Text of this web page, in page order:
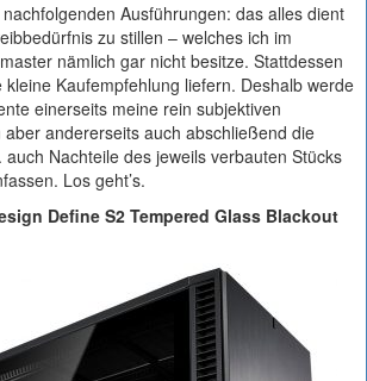
Ausführungen: das alles dient
zu stillen – welches ich im
nämlich gar nicht besitze. Stattdessen
kleine Kaufempfehlung liefern. Deshalb werde
einerseits meine rein subjektiven
andererseits auch abschließend die
Nachteile des jeweils verbauten Stücks
Los geht’s.
Define S2 Tempered Glass Blackout